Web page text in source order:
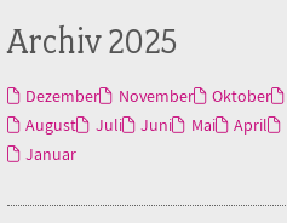
Archiv 2025
Dezember November Oktober
August
Juli Juni Mai April
Januar